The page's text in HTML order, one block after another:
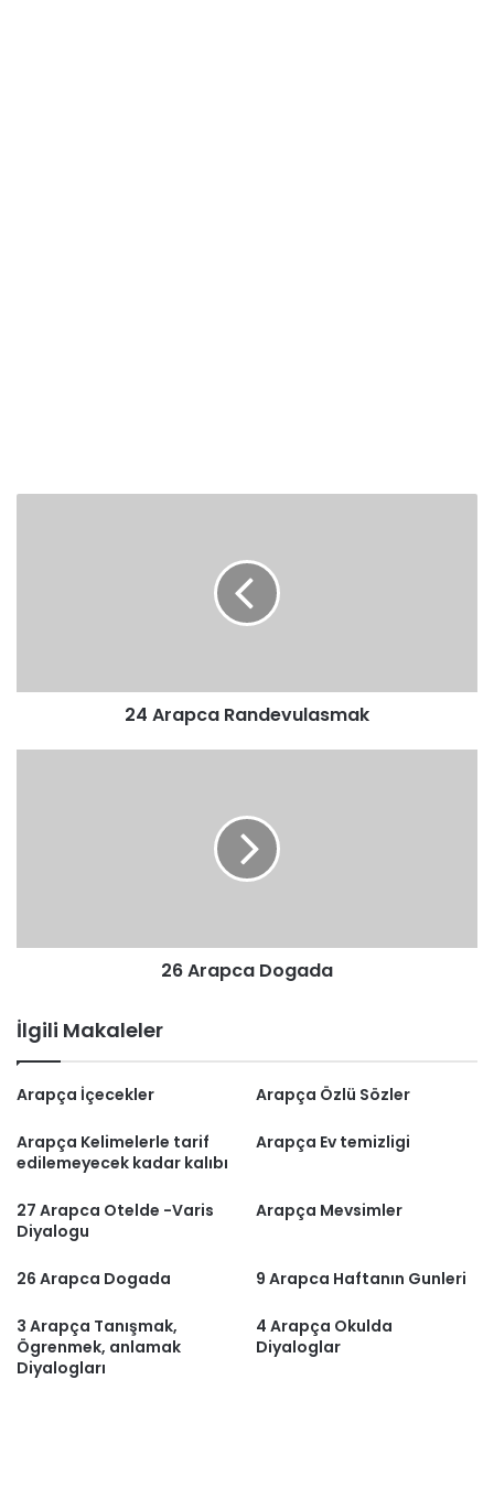
24 Arapca Randevulasmak
26 Arapca Dogada
İlgili Makaleler
Arapça İçecekler Arapça Özlü Sözler
Arapça Kelimelerle tarif
edilemeyecek kadar kalıbı
Arapça Ev temizligi
27 Arapca Otelde -Varis
Diyalogu
Arapça Mevsimler
26 Arapca Dogada 9 Arapca Haftanın Gunleri
3 Arapça Tanışmak,
Ögrenmek, anlamak
Diyalogları
4 Arapça Okulda
Diyaloglar